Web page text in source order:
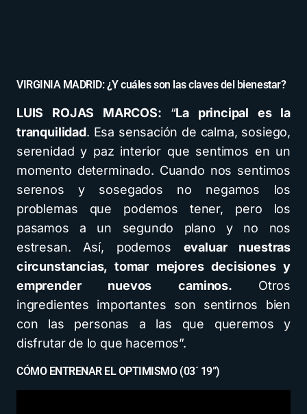
VIRGINIA MADRID: ¿Y cuáles son las claves del bienestar?
LUIS ROJAS MARCOS: “La principal es la
tranquilidad. Esa sensación de calma, sosiego,
serenidad y paz interior que sentimos en un
momento determinado. Cuando nos sentimos
serenos y sosegados no negamos los
problemas que podemos tener, pero los
pasamos a un segundo plano y no nos
estresan. Así, podemos evaluar nuestras
circunstancias, tomar mejores decisiones y
emprender nuevos caminos. Otros
ingredientes importantes son sentirnos bien
con las personas a las que queremos y
disfrutar de lo que hacemos”.
CÓMO ENTRENAR EL OPTIMISMO (03´ 19”)